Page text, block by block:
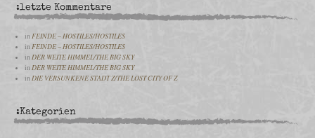
:letzte Kommentare
in FEINDE – HOSTILES/HOSTILES
inFEINDE – HOSTILES/HOSTILES
inDER WEITE HIMMEL/THE BIG SKY
in DER WEITE HIMMEL/THE BIG SKY
inDIE VERSUNKENE STADT Z/THE LOST CITY OF Z
:Kategorien